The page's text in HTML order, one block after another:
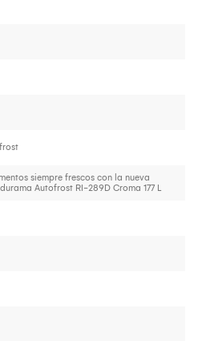
siempre frescos con la nueva
Autofrost RI-289D Croma 177 L